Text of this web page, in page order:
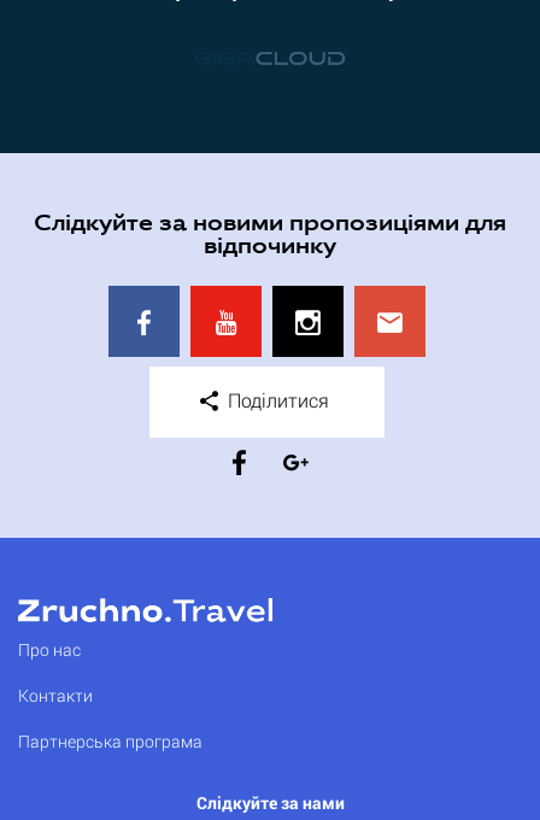
Слідкуйте за новими пропозиціями для
відпочинку
Поділитися
Про нас
Контакти
Партнерська програма
Слідкуйте за нами